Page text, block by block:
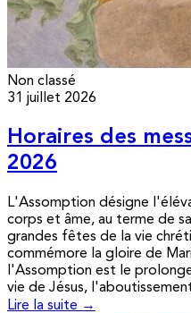
Non classé
31 juillet 2026
Horaires des
2026
L'Assomption désigne
corps et âme, au terme de
grandes fêtes de la vie
commémore la gloire de
l'Assomption est le
vie de Jésus,
Lire la suite →